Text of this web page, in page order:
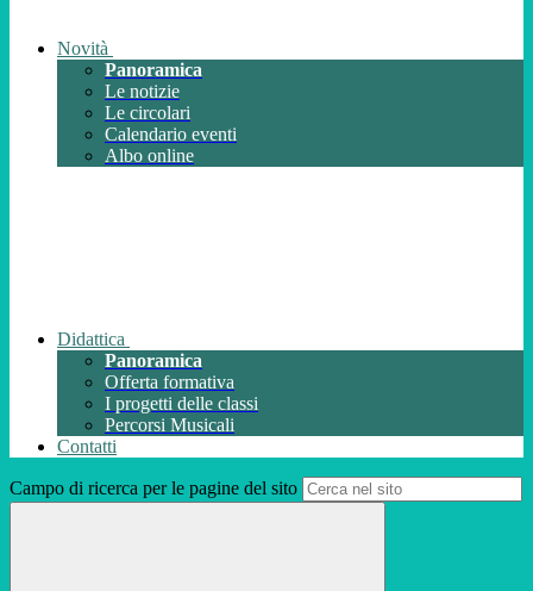
Novità
Panoramica
Le notizie
Le circolari
Calendario eventi
Albo online
Didattica
Panoramica
Offerta formativa
I progetti delle classi
Percorsi Musicali
Contatti
Campo di ricerca per le pagine del sito